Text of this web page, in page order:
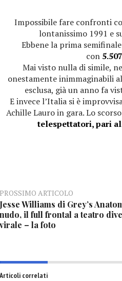
Impossibile fare confronti
lontanissimo 1991 e
Ebbene la prima
con
Mai visto nulla di simile,
onestamente inimmaginabili
esclusa, già un anno fa
E invece l’Italia si è
Achille Lauro in gara. Lo
telespettatori, pari al
PROSSIMO ARTICOLO
Jesse Williams di Grey’s
nudo, il full frontal a teatro
virale – la foto
Articoli correlati